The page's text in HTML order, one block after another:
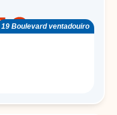
19 Boulevard ventadouiro